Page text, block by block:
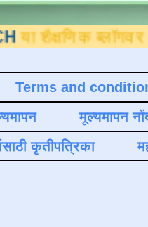
ब्लॉगवर आपले
Terms and
मूल्यमापन
कृतीपत्रिका